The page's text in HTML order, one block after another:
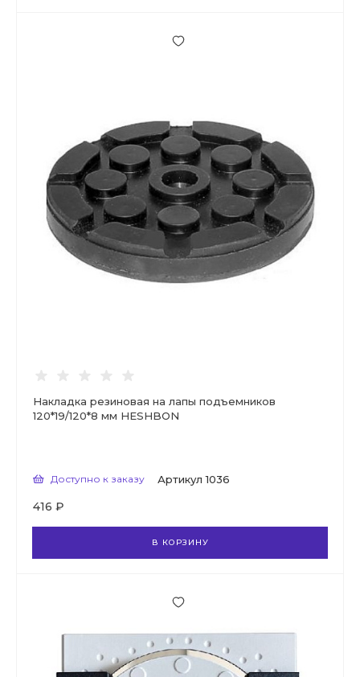
Накладка резиновая на лапы подъемников
120*19/120*8 мм HESHBON
Доступно к заказу Артикул 1036
416 ₽
В КОРЗИНУ